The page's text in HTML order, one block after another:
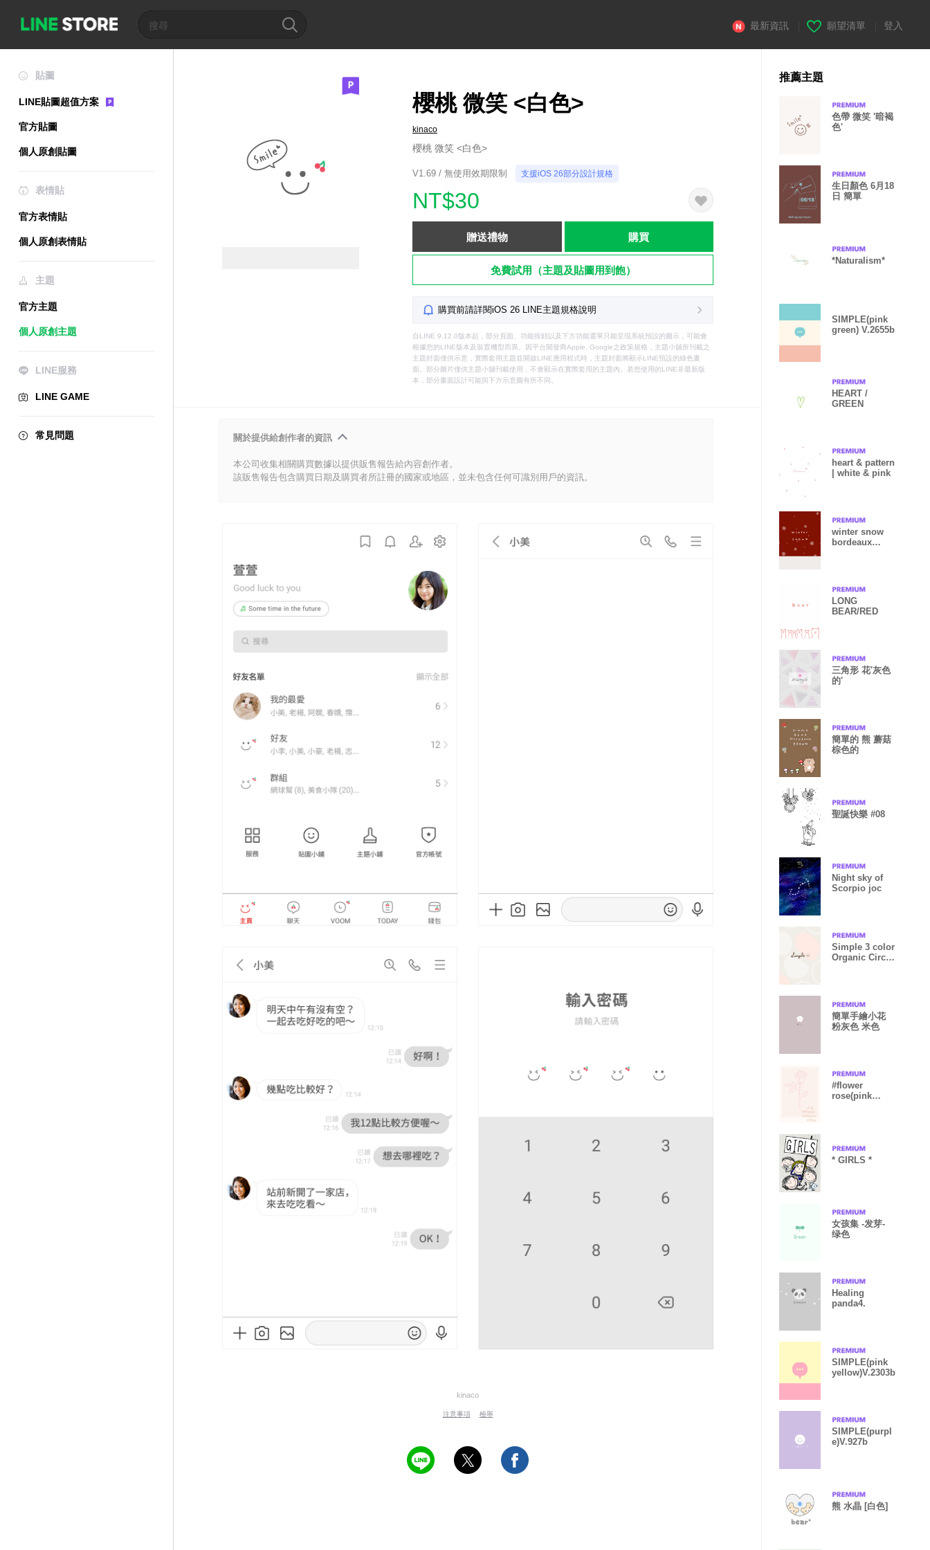
最新資訊 願望清單 登入
貼圖
LINE貼圖超值方案
官方貼圖
個人原創貼圖
表情貼
官方表情貼
個人原創表情貼
主題
官方主題
個人原創主題
LINE服務
LINE GAME
常見問題
櫻桃 微笑 <白色>
kinaco
櫻桃 微笑 <白色>
V1.69 / 無使用效期限制 支援iOS 26部分設計規格
NT$30
贈送禮物 購買
免費試用（主題及貼圖用到飽）
購買前請詳閱iOS 26 LINE主題規格說明
自LINE 9.12.0版本起，部分頁面、功能按鈕以及下方功能選單只能呈現系統預設的圖示，可能會
根據您的LINE版本及裝置機型而異。因平台開發商Apple, Google之政策規格，主題小舖所刊載之
主題封面僅供示意，實際套用主題並開啟LINE應用程式時，主題封面將顯示LINE預設的綠色畫
面。部分圖片僅供主題小舖刊載使用，不會顯示在實際套用的主題內。若您使用的LINE非最新版
本，部分畫面設計可能與下方示意圖有所不同。
關於提供給創作者的資訊
本公司收集相關購買數據以提供販售報告給內容創作者。
該販售報告包含購買日期及購買者所註冊的國家或地區，並未包含任何可識別用戶的資訊。
kinaco
注意事項 檢舉
推薦主題
色帶 微笑 '暗褐
色'
生日顏色 6月18
日 簡單
*Naturalism*
SIMPLE(pink
green) V.2655b
HEART /
GREEN
heart & pattern
| white & pink
winter snow
bordeaux
LONG
BEAR/RED
三角形 花'灰色
的'
簡單的 熊 蘑菇
棕色的
聖誕快樂 #08
Night sky of
Scorpio joc
Simple 3 color
Organic Circle
簡單手繪小花
粉灰色 米色
#flower
rose(pink
* GIRLS *
女孩集 -发芽-
绿色
Healing
panda4.
SIMPLE(pink
yellow)V.2303b
SIMPLE(purpl
e)V.927b
熊 水晶 [白色]